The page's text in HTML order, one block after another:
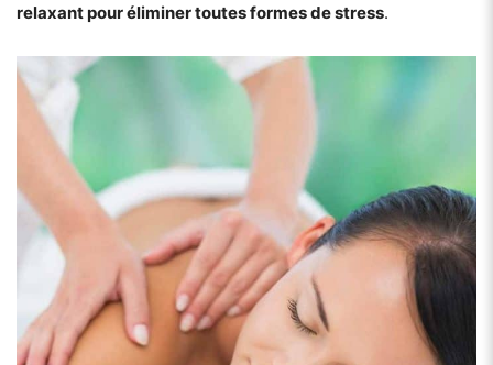
relaxant pour éliminer toutes formes de stress.